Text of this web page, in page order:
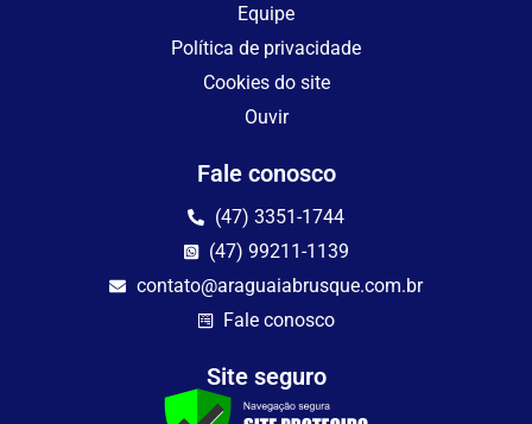
Equipe
Política de privacidade
Cookies do site
Ouvir
Fale conosco
(47) 3351-1744
(47) 99211-1139
contato@araguaiabrusque.com.br
Fale conosco
Site seguro